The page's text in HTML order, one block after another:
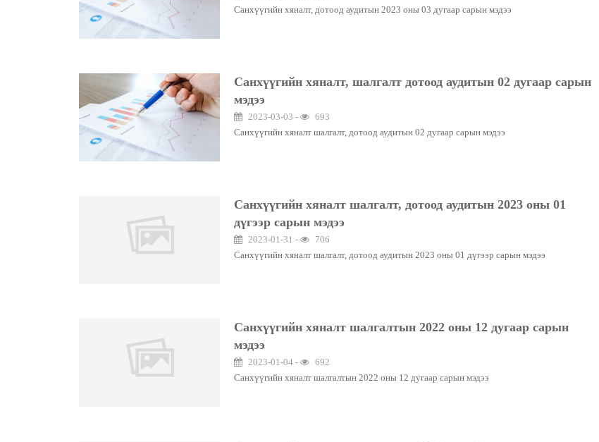
Санхүүгийн хяналт, дотоод аудитын 2023 оны 03 дугаар сарын мэдээ
Санхүүгийн хяналт, шалгалт дотоод аудитын 02 дугаар сарын
мэдээ
2023-03-03 -
693
Санхүүгийн хяналт шалгалт, дотоод аудитын 02 дугаар сарын мэдээ
Санхүүгийн хяналт шалгалт, дотоод аудитын 2023 оны 01
дүгээр сарын мэдээ
2023-01-31 -
706
Санхүүгийн хяналт шалгалт, дотоод аудитын 2023 оны 01 дүгээр сарын мэдээ
Санхүүгийн хяналт шалгалтын 2022 оны 12 дугаар сарын
мэдээ
2023-01-04 -
692
Санхүүгийн хяналт шалгалтын 2022 оны 12 дугаар сарын мэдээ